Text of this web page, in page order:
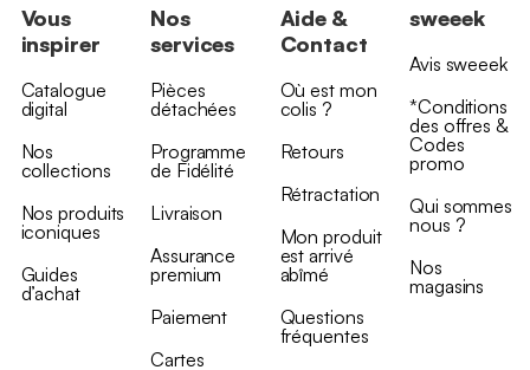
Vous
inspirer
Catalogue
digital
Nos
collections
Nos produits
iconiques
Guides
d’achat
Nos
services
Pièces
détachées
Programme
de Fidélité
Livraison
Assurance
premium
Paiement
Cartes
Aide &
Contact
Où est mon
colis ?
Retours
Rétractation
Mon produit
est arrivé
abîmé
Questions
fréquentes
sweeek
Avis sweeek
*Conditions
des offres &
Codes
promo
Qui sommes
nous ?
Nos
magasins